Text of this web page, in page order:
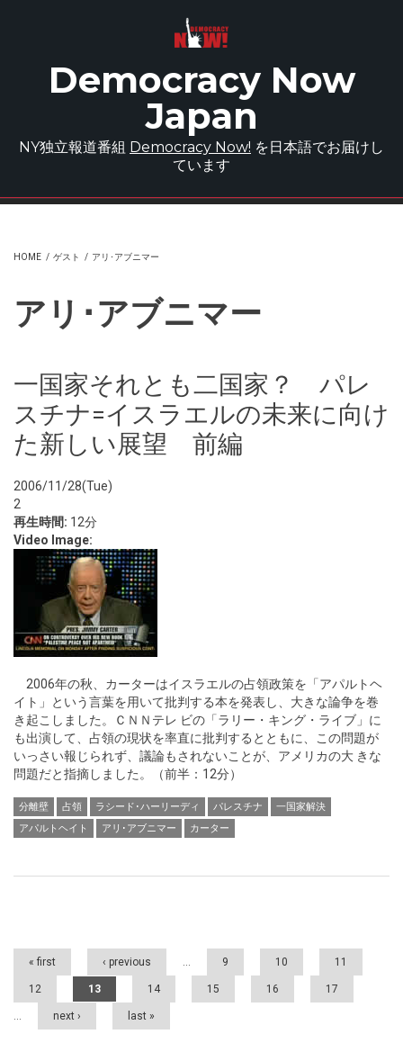
Democracy Now
Japan
NY独立報道番組 Democracy Now! を日本語でお届けし
ています
HOME / ゲスト / アリ･アブニマー
アリ･アブニマー
一国家それとも二国家？ パレ
スチナ=イスラエルの未来に向け
た新しい展望 前編
2006/11/28(Tue)
2
再生時間: 12分
Video Image:
2006年の秋、カーターはイスラエルの占領政策を「アパルトヘ
イト」という言葉を用いて批判する本を発表し、大きな論争を巻
き起こしました。ＣＮＮテレ ビの「ラリー・キング・ライブ」に
も出演して、占領の現状を率直に批判するとともに、この問題が
いっさい報じられず、議論もされないことが、アメリカの大 きな
問題だと指摘しました。（前半：12分）
分離壁 占領 ラシード･ハーリーディ パレスチナ
一国家解決
アパルトヘイト
アリ･アブニマー カーター
Pages
« first ‹ previous … 9 10 11
12 13 14 15 16 17
… next › last »